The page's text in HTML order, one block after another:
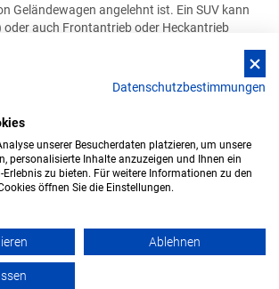
Geländewagen angelehnt ist. Ein SUV kann
oder auch Frontantrieb oder Heckantrieb
Datenschutzbestimmungen
unserer Besucherdaten platzieren, um unsere
personalisierte Inhalte anzuzeigen und Ihnen ein
zu bieten. Für weitere Informationen zu den
öffnen Sie die Einstellungen.
Ablehnen